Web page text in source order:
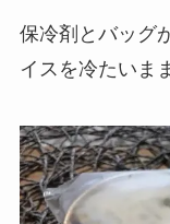
保冷剤とバッグ
イスを冷たいま